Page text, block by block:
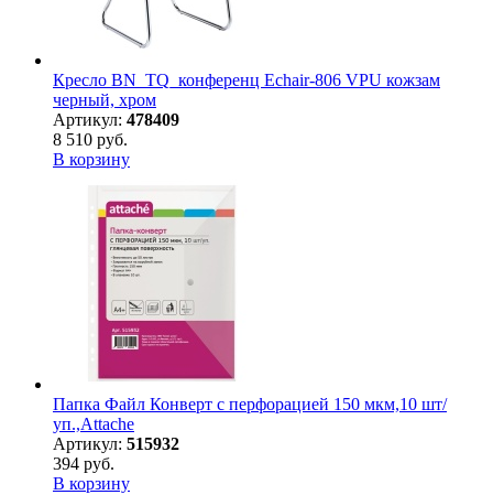
Кресло BN_TQ_конференц Echair-806 VPU кожзам
черный, хром
Артикул: 478409
8 510 руб.
В корзину
Папка Файл Конверт с перфорацией 150 мкм,10 шт/
уп.,Attache
Артикул: 515932
394 руб.
В корзину